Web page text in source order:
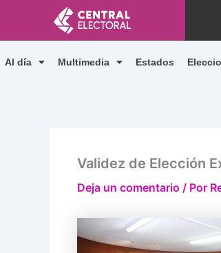
contenido
Al día Multimedia Estados
Validez de Elección
Deja un comentario / Por